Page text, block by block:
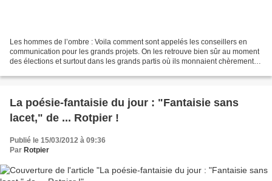
Les hommes de l’ombre : Voila comment sont appelés les conseillers en
communication pour les grands projets. On les retrouve bien sûr au moment
des élections et surtout dans les grands partis où ils monnaient chèrement
La poésie-fantaisie du jour : "Fantaisie sans
lacet," de ... Rotpier !
Publié le 15/03/2012 à 09:36
Par Rotpier